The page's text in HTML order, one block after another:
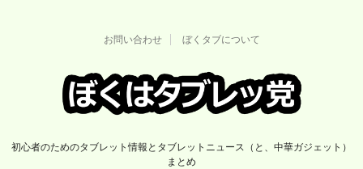
お問い合わせ ぼくタブについて
初心者のためのタブレット情報とタブレットニュース（と、中華ガジェット）
まとめ